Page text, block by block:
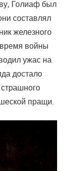
Голиаф был
составлял
железного
войны
ужас на
достало
пращи.